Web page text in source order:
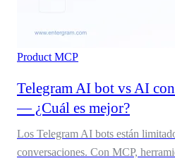
Product MCP
Telegram AI bot vs AI
— ¿Cuál es mejor?
Los Telegram AI bots están
conversaciones. Con MCP,